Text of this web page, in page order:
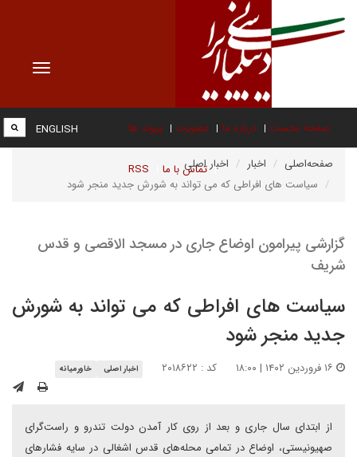
Toggle
صفحه نخست درباره ما عضویت پیوند ها
تماس با ما RSS
ENGLISH
صفحه‌اصلی اخبار
اخبار اصلی
سیاست های افراطی که می تواند به شورش جدید منجر شود
گزارشی پیرامون اوضاع جاری در مسجد الاقصی و قدس
شریف
سیاست های افراطی که می تواند به شورش
جدید منجر شود
کد : ۲۰۱۸۶۲۲ اخبار اصلی خاورمیانه
از ابتدای سال جاری و بعد از روی کار آمدن دولت تندرو و راست‌گرای
صهیونیستی، اوضاع در تمامی محله‌های قدس اشغالی در سایه فشارهای